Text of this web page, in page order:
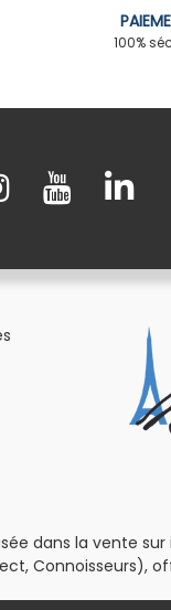
100%
dans la vente
Connoisseurs),